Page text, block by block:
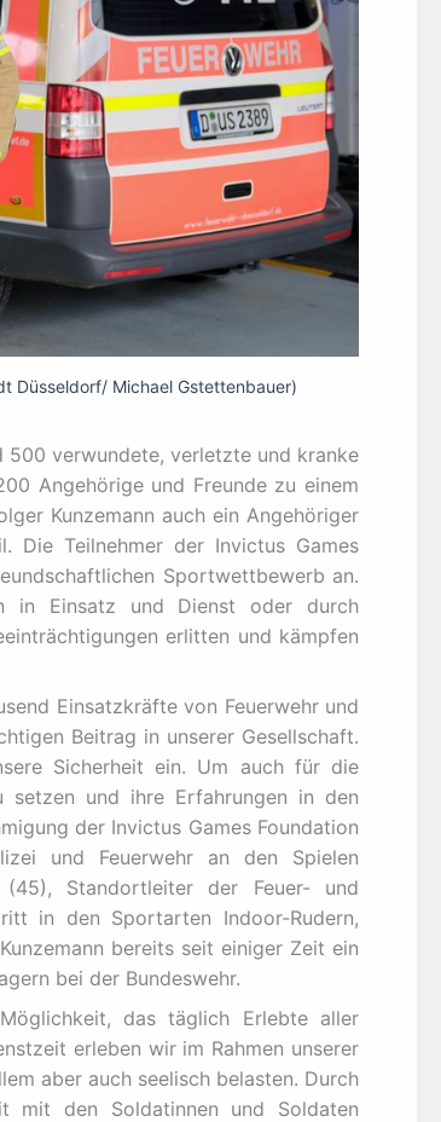
Düsseldorf/ Michael Gstettenbauer)
500 verwundete, verletzte und kranke
Angehörige und Freunde zu einem
Kunzemann auch ein Angehöriger
Die Teilnehmer der Invictus Games
Sportwettbewerb an.
in Einsatz und Dienst oder durch
erlitten und kämpfen
Einsatzkräfte von Feuerwehr und
Beitrag in unserer Gesellschaft.
Sicherheit ein. Um auch für die
setzen und ihre Erfahrungen in den
der Invictus Games Foundation
und Feuerwehr an den Spielen
Standortleiter der Feuer- und
in den Sportarten Indoor-Rudern,
bereits seit einiger Zeit ein
bei der Bundeswehr.
das täglich Erlebte aller
erleben wir im Rahmen unserer
aber auch seelisch belasten. Durch
mit den Soldatinnen und Soldaten